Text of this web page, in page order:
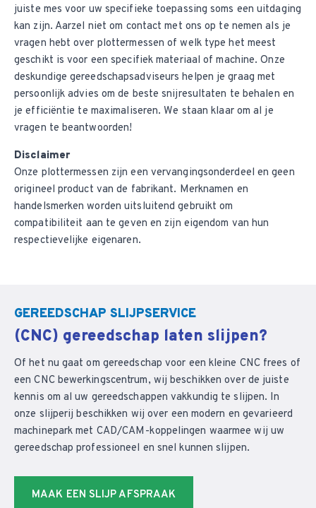
juiste mes voor uw specifieke toepassing soms een uitdaging
kan zijn. Aarzel niet om contact met ons op te nemen als je
vragen hebt over plottermessen of welk type het meest
geschikt is voor een specifiek materiaal of machine. Onze
deskundige gereedschapsadviseurs helpen je graag met
persoonlijk advies om de beste snijresultaten te behalen en
je efficiëntie te maximaliseren. We staan klaar om al je
vragen te beantwoorden!
Disclaimer
Onze plottermessen zijn een vervangingsonderdeel en geen
origineel product van de fabrikant. Merknamen en
handelsmerken worden uitsluitend gebruikt om
compatibiliteit aan te geven en zijn eigendom van hun
respectievelijke eigenaren.
GEREEDSCHAP SLIJPSERVICE
(CNC) gereedschap laten slijpen?
Of het nu gaat om gereedschap voor een kleine CNC frees of
een CNC bewerkingscentrum, wij beschikken over de juiste
kennis om al uw gereedschappen vakkundig te slijpen. In
onze slijperij beschikken wij over een modern en gevarieerd
machinepark met CAD/CAM-koppelingen waarmee wij uw
gereedschap professioneel en snel kunnen slijpen.
MAAK EEN SLIJP AFSPRAAK